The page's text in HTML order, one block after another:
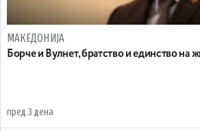
МАКЕДОНИЈА
Борче и Вулнет, братство и единство на
пред 3 дена